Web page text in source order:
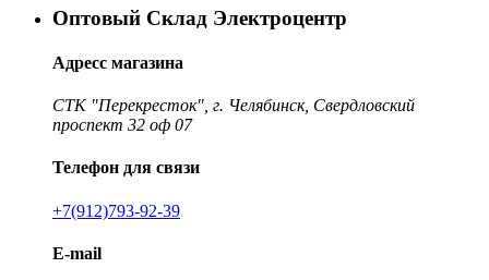
Оптовый Склад Электроцентр
Адресс магазина
СТК "Перекресток", г. Челябинск, Свердловский
проспект 32 оф 07
Телефон для связи
+7(912)793-92-39
E-mail